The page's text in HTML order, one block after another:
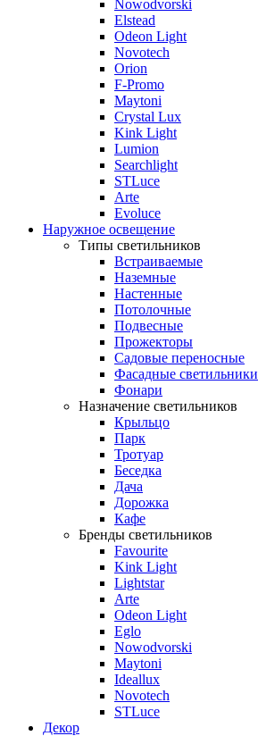
Nowodvorski
Elstead
Odeon Light
Novotech
Orion
F-Promo
Maytoni
Crystal Lux
Kink Light
Lumion
Searchlight
STLuce
Arte
Evoluce
Наружное освещение
Типы светильников
Встраиваемые
Наземные
Настенные
Потолочные
Подвесные
Прожекторы
Садовые переносные
Фасадные светильники
Фонари
Назначение светильников
Крыльцо
Парк
Тротуар
Беседка
Дача
Дорожка
Кафе
Бренды светильников
Favourite
Kink Light
Lightstar
Arte
Odeon Light
Eglo
Nowodvorski
Maytoni
Ideallux
Novotech
STLuce
Декор